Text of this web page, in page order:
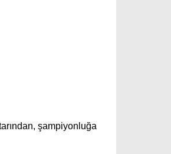
şampiyonluğa